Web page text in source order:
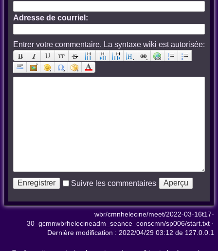
Adresse de courriel:
Entrer votre commentaire. La syntaxe wiki est autorisée:
Suivre les commentaires
wbr/cmnhelecine/meet/2022-03-16t17-
30_gcmnwbrhelecineadm_seance_conscmn/sp006/start.txt ·
Dernière modification : 2022/04/29 03:12 de 127.0.0.1